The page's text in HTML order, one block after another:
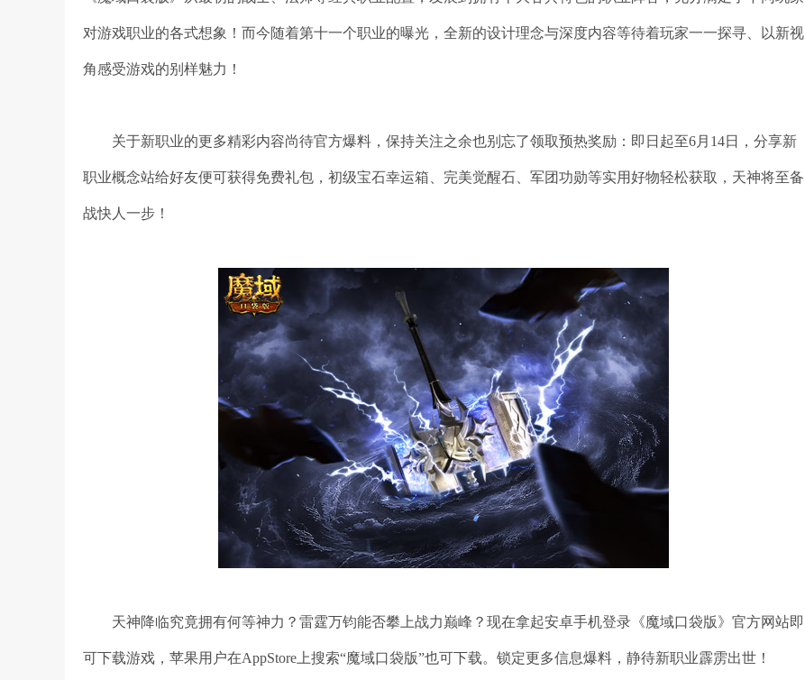
对游戏职业的各式想象！而今随着第十一个职业的曝光，全新的设计理念与深度内容等待着玩家一一探寻、以新视
角感受游戏的别样魅力！
关于新职业的更多精彩内容尚待官方爆料，保持关注之余也别忘了领取预热奖励：即日起至6月14日，分享新
职业概念站给好友便可获得免费礼包，初级宝石幸运箱、完美觉醒石、军团功勋等实用好物轻松获取，天神将至备
战快人一步！
天神降临究竟拥有何等神力？雷霆万钧能否攀上战力巅峰？现在拿起安卓手机登录《魔域口袋版》官方网站即
可下载游戏，苹果用户在AppStore上搜索“魔域口袋版”也可下载。锁定更多信息爆料，静待新职业霹雳出世！